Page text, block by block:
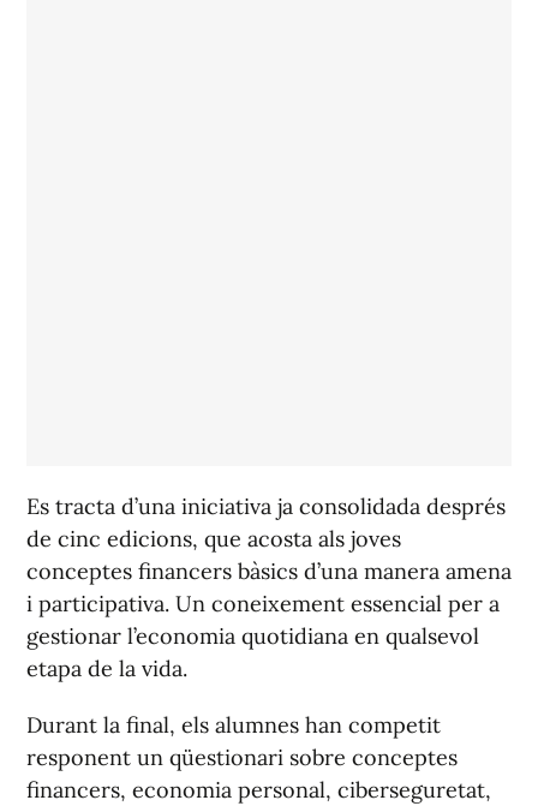
Es tracta d’una iniciativa ja consolidada després
de cinc edicions, que acosta als joves
conceptes financers bàsics d’una manera amena
i participativa. Un coneixement essencial per a
gestionar l’economia quotidiana en qualsevol
etapa de la vida.
Durant la final, els alumnes han competit
responent un qüestionari sobre conceptes
financers, economia personal, ciberseguretat,